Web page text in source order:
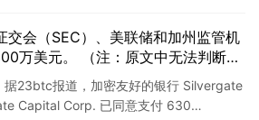
会（SEC）、美联储和加州监管机
原文中无法判断是
请将原文中的敏感词替换为合适的词
23btc报道，加密友好的银行 Silvergate
Capital Corp. 已同意支付 630…